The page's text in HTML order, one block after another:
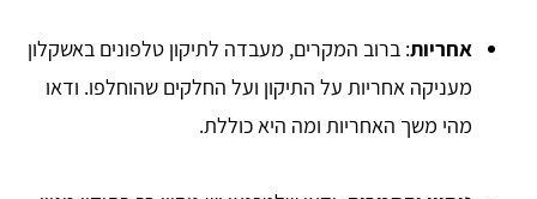
אחריות: ברוב המקרים, מעבדה לתיקון טלפונים באשקלון
מעניקה אחריות על התיקון ועל החלקים שהוחלפו. ודאו
מהי משך האחריות ומה היא כוללת.